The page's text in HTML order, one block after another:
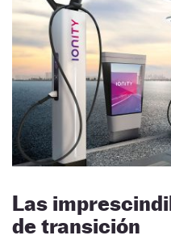
Las
de transición